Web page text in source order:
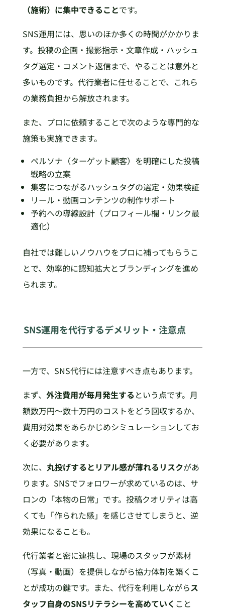
（施術）に集中できることです。
SNS運用には、思いのほか多くの時間がかかりま
す。投稿の企画・撮影指示・文章作成・ハッシュ
タグ選定・コメント返信まで、やることは意外と
多いものです。代行業者に任せることで、これら
の業務負担から解放されます。
また、プロに依頼することで次のような専門的な
施策も実施できます。
ペルソナ（ターゲット顧客）を明確にした投稿
戦略の立案
集客につながるハッシュタグの選定・効果検証
リール・動画コンテンツの制作サポート
予約への導線設計（プロフィール欄・リンク最
適化）
自社では難しいノウハウをプロに補ってもらうこ
とで、効率的に認知拡大とブランディングを進め
られます。
SNS運用を代行するデメリット・注意点
一方で、SNS代行には注意すべき点もあります。
まず、 外注費用が毎月発生する という点です。月
額数万円〜数十万円のコストをどう回収するか、
費用対効果をあらかじめシミュレーションしてお
く必要があります。
次に、 丸投げするとリアル感が薄れるリスクがあ
ります。SNSでフォロワーが求めているのは、サ
ロンの「本物の日常」です。投稿クオリティは高
くても「作られた感」を感じさせてしまうと、逆
効果になることも。
代行業者と密に連携し、現場のスタッフが素材
（写真・動画）を提供しながら協力体制を築くこ
とが成功の鍵です。また、代行を利用しながらス
タッフ自身のSNSリテラシーを高めていく こと